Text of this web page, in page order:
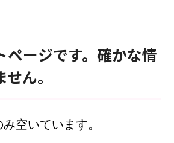
ページです。確かな情
ん。